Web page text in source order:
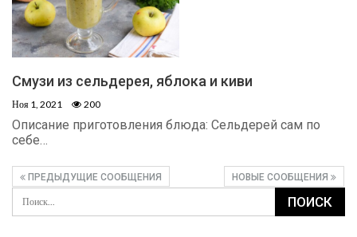
Смузи из сельдерея, яблока и киви
Ноя 1, 2021 200
Описание приготовления блюда: Сельдерей сам по
себе…
ПРЕДЫДУЩИЕ СООБЩЕНИЯ НОВЫЕ СООБЩЕНИЯ